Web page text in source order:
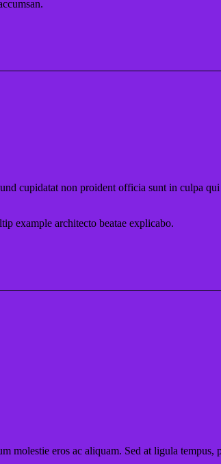
cupidatat non proident officia sunt in culpa qui
example architecto beatae explicabo.
molestie eros ac aliquam. Sed at ligula tempus,